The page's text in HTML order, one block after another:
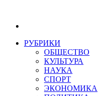
РУБРИКИ
ОБЩЕСТВО
КУЛЬТУРА
НАУКА
СПОРТ
ЭКОНОМИКА